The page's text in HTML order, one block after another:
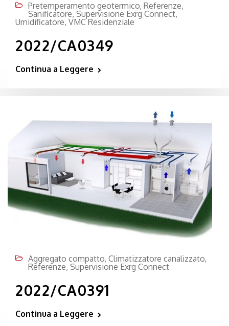
Pretemperamento geotermico, Referenze,
Sanificatore, Supervisione Exrg Connect,
Umidificatore, VMC Residenziale
2022/CA0349
Continua a Leggere
Aggregato compatto, Climatizzatore canalizzato,
Referenze, Supervisione Exrg Connect
2022/CA0391
Continua a Leggere